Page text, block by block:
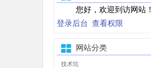
您好，欢迎到访网站！
登录后台 查看权限
网站分类
技术坑